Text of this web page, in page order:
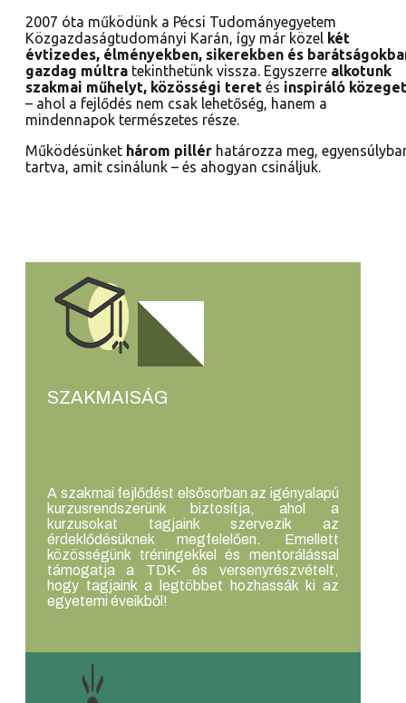
2007 óta működünk a Pécsi Tudományegyetem
Közgazdaságtudományi Karán, így már közel két
évtizedes, élményekben, sikerekben és
gazdag múltra tekinthetünk vissza. Egyszerre alkotunk
szakmai műhelyt, közösségi teret és inspiráló közeget
– ahol a fejlődés nem csak lehetőség, hanem a
mindennapok természetes része.
Működésünket három pillér határozza meg,
tartva, amit csinálunk – és ahogyan csináljuk.
SZAKMAISÁG
A szakmai fejlődést elsősorban az igényalapú
kurzusrendszerünk biztosítja, ahol a
kurzusokat tagjaink szervezik az
érdeklődésüknek megfelelően. Emellett
közösségünk tréningekkel és mentorálással
támogatja a TDK- és versenyrészvételt,
hogy tagjaink a legtöbbet hozhassák ki az
egyetemi éveikből!